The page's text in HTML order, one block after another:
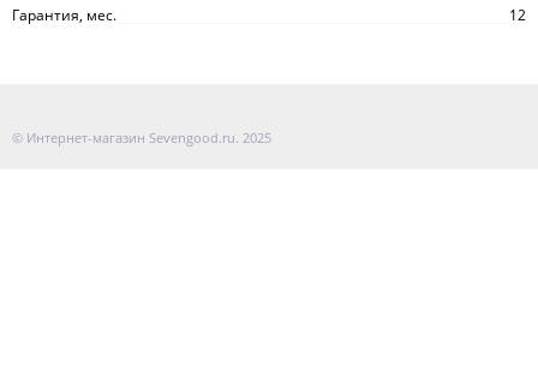
Гарантия, мес.
12
© Интернет-магазин Sevengood.ru. 2025